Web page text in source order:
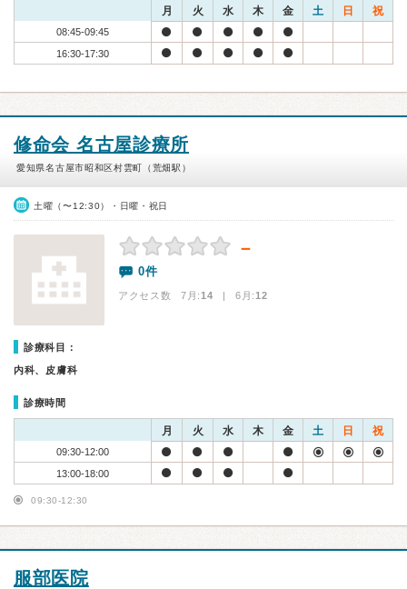
月 火 水 木 金 土 日 祝
08:45-09:45
16:30-17:30
修命会 名古屋診療所
愛知県名古屋市昭和区村雲町（荒畑駅）
土曜（〜12:30）・日曜・祝日
－
0件
アクセス数 7月:14 | 6月:12
診療科目：
内科、皮膚科
診療時間
月 火 水 木 金 土 日 祝
09:30-12:00
13:00-18:00
09:30-12:30
服部医院